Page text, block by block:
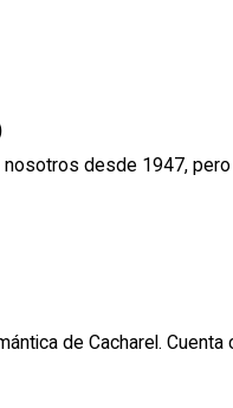
desde 1947,
de Cacharel.